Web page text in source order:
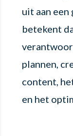
uit aan een
betekent
plannen,
content,
en het